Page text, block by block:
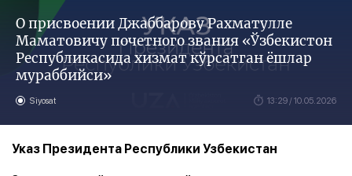
О присвоении Джаббарову Рахматулле
Маматовичу почетного звания «Ўзбекистон
Республикасида хизмат кўрсатган ёшлар
мураббийси»
Siyosat 13:29 / 10.05.2026
Указ Президента Республики Узбекистан